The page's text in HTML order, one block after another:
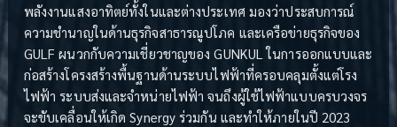
พลังงานแสงอาทิตย์ทั้งในและต่างประเทศ มองว่าประสบการณ์
ความชำนาญในด้านธุรกิจสาธารณูปโภค และเครือข่ายธุรกิจของ
GULF ผนวกกับความเชี่ยวชาญของ GUNKUL ในการออกแบบและ
ก่อสร้างโครงสร้างพื้นฐานด้านระบบไฟฟ้าที่ครอบคลุมตั้งแต่โรง
ไฟฟ้า ระบบส่งและจำหน่ายไฟฟ้า จนถึงผู้ใช้ไฟฟ้าแบบครบวงจร
จะขับเคลื่อนให้เกิด Synergy ร่วมกัน และทำให้ภายในปี 2023